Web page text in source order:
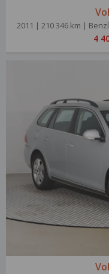
2011 | 210 346 km |
4